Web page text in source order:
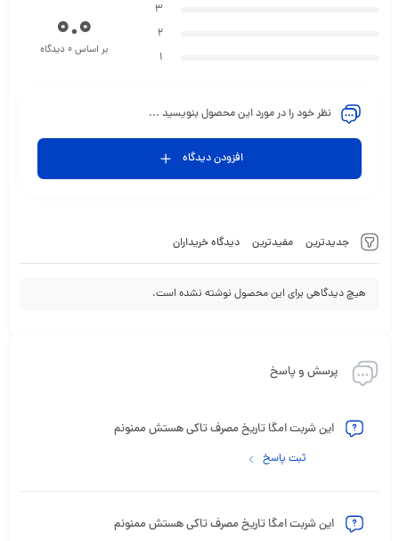
جدیدترین مفیدترین دیدگاه خریداران
هیچ دیدگاهی برای این محصول نوشته نشده است.
3
2
1
0.0
بر اساس 0 دیدگاه
نظر خود را در مورد این محصول بنویسید ...
افزودن دیدگاه
پرسش و پاسخ
این شربت امگا تاریخ مصرف تاکی هستش ممنونم
ثبت پاسخ
این شربت امگا تاریخ مصرف تاکی هستش ممنونم